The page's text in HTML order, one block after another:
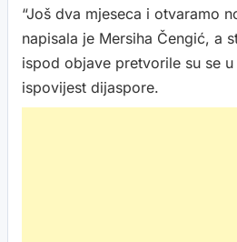
“Još dva mjeseca i otvaramo
napisala je Mersiha Čengić, a
ispod objave pretvorile su se
ispovijest dijaspore.